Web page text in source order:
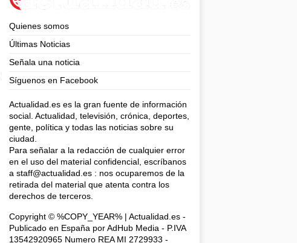
Quienes somos
Últimas Noticias
Señala una noticia
Síguenos en Facebook
Actualidad.es es la gran fuente de información
social. Actualidad, televisión, crónica, deportes,
gente, política y todas las noticias sobre su
ciudad.
Para señalar a la redacción de cualquier error
en el uso del material confidencial, escríbanos
a staff@actualidad.es : nos ocuparemos de la
retirada del material que atenta contra los
derechos de terceros.
Copyright © %COPY_YEAR% | Actualidad.es -
Publicado en España porAdHub Media - P.IVA
13542920965 Numero REA MI 2729933 -